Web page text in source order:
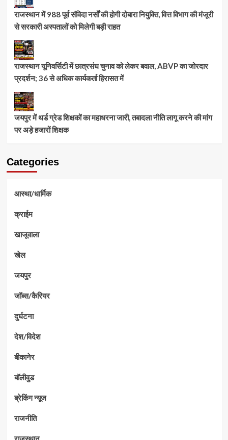
राजस्थान में 988 पूर्व संविदा नर्सों की होगी दोबारा नियुक्ति, वित्त विभाग की मंजूरी
से सरकारी अस्पतालों को मिलेगी बड़ी राहत
राजस्थान यूनिवर्सिटी में छात्रसंघ चुनाव को लेकर बवाल, ABVP का जोरदार
प्रदर्शन; 36 से अधिक कार्यकर्ता हिरासत में
जयपुर में थर्ड ग्रेड शिक्षकों का महाधरना जारी, तबादला नीति लागू करने की मांग
पर अड़े हजारों शिक्षक
Categories
आस्था/धार्मिक
क्राईम
खाजूवाला
खेल
जयपुर
जॉब्स/कैरियर
दुर्घटना
देश/विदेश
बीकानेर
बॉलीवुड
ब्रेकिंग न्यूज
राजनीति